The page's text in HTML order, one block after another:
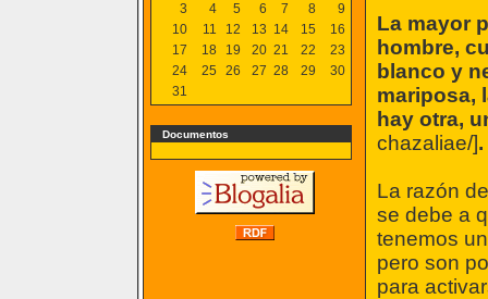
3
4 5 6 7 8
9
10
11 12 13 14 15
16
17
18 19 20 21 22
23
24
25 26 27 28 29
30
31
Documentos
La mayor
hombre,
blanco y
mariposa,
hay otra,
chazaliae/].
La razón
se debe a
tenemos
pero son
para